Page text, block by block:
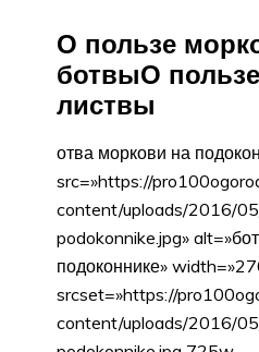
О пользе
ботвыО
листвы
отва моркови на
src=»https://
content/uploads/2016/
podokonnike.jpg»
подоконнике»
srcset=»https://
content/uploads/2016/